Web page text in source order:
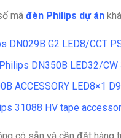
mã đèn Philips dự án
DN029B G2 LED8/CCT
DN350B LED32/
ACCESSORY LED8×1
31088 HV tape
có sẵn và cần đặt hàng